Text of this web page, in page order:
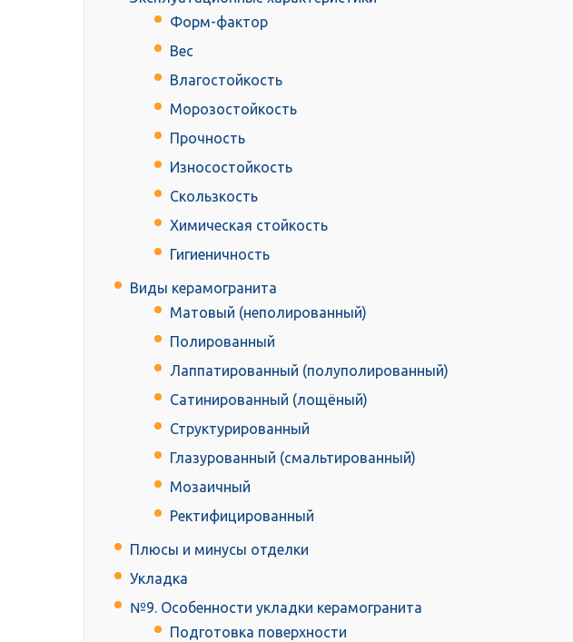
Форм-фактор
Вес
Влагостойкость
Морозостойкость
Прочность
Износостойкость
Скользкость
Химическая стойкость
Гигиеничность
Виды керамогранита
Матовый (неполированный)
Полированный
Лаппатированный (полуполированный)
Сатинированный (лощёный)
Структурированный
Глазурованный (смальтированный)
Мозаичный
Ректифицированный
Плюсы и минусы отделки
Укладка
№9. Особенности укладки керамогранита
Подготовка поверхности